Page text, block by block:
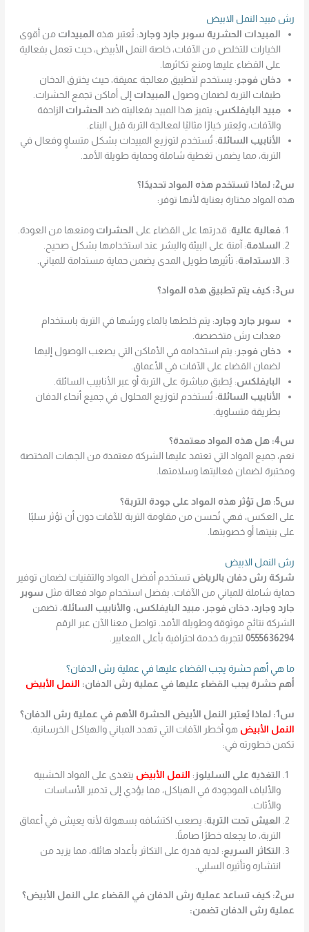
رش مبيد النمل الابيض
المبيدات الحشرية سوبر جارد وجارد: تُعتبر هذه المبيدات من أقوى
الخيارات للتخلص من الآفات، خاصة النمل الأبيض، حيث تعمل بفعالية
على القضاء عليها ومنع تكاثرها.
دخان فوجر : يستخدم لتطبيق معالجة عميقة، حيث يخترق الدخان
طبقات التربة لضمان وصول
المبيدات إلى أماكن تجمع الحشرات.
مبيد البايفلكس: يتميز هذا المبيد بفعاليته ضد الحشرات الزاحفة
والآفات، ويُعتبر خيارًا مثاليًا لمعالجة التربة قبل البناء.
الأنابيب السائلة: تُستخدم لتوزيع المبيدات بشكل متساوٍ وفعال في
التربة، مما يضمن تغطية شاملة وحماية طويلة الأمد.
س2: لماذا تستخدم هذه المواد تحديدًا؟
هذه المواد مختارة بعناية لأنها توفر:
فعالية عالية: قدرتها على القضاء على الحشرات ومنعها من العودة.
السلامة: آمنة على البيئة والبشر عند استخدامها بشكل صحيح.
الاستدامة: تأثيرها طويل المدى يضمن حماية مستدامة للمباني.
س3: كيف يتم تطبيق هذه المواد؟
سوبر جارد وجارد: يتم خلطها بالماء ورشها في التربة باستخدام
معدات رش متخصصة.
دخان فوجر : يتم استخدامه في الأماكن التي يصعب الوصول إليها
لضمان القضاء على الآفات في الأعماق.
البايفلكس: يُطبق مباشرة على التربة أو عبر الأنابيب السائلة.
الأنابيب السائلة: تُستخدم لتوزيع المحلول في جميع أنحاء الدفان
بطريقة متساوية.
س4: هل هذه المواد معتمدة؟
نعم، جميع المواد التي تعتمد عليها الشركة معتمدة من الجهات المختصة
ومختبرة لضمان فعاليتها وسلامتها.
س5: هل تؤثر هذه المواد على جودة التربة؟
على العكس، فهي تُحسن من مقاومة التربة للآفات دون أن تؤثر سلبًا
على بنيتها أو خصوبتها.
رش النمل الابيض
شركة رش دفان بالرياض تستخدم أفضل المواد والتقنيات لضمان توفير
حماية شاملة للمباني من الآفات. بفضل استخدام مواد فعالة مثل سوبر
جارد وجارد، دخان فوجر، مبيد البايفلكس، والأنابيب السائلة، تضمن
الشركة نتائج موثوقة وطويلة الأمد. تواصل معنا الآن عبر الرقم
0555636294 لتجربة خدمة احترافية بأعلى المعايير.
ما هي أهم حشرة يجب القضاء عليها في عملية رش الدفان؟
أهم حشرة يجب القضاء عليها في عملية رش الدفان:
النمل الأبيض
س1: لماذا يُعتبر النمل الأبيض الحشرة الأهم في عملية رش الدفان؟
النمل الأبيض هو أخطر الآفات التي تهدد المباني والهياكل الخرسانية.
تكمن خطورته في:
التغذية على السليلوز : النمل الأبيض يتغذى على المواد الخشبية
والألياف الموجودة في الهياكل، مما يؤدي إلى تدمير الأساسات
والأثاث.
العيش تحت التربة: يصعب اكتشافه بسهولة لأنه يعيش في أعماق
التربة، ما يجعله خطرًا صامتًا.
التكاثر السريع: لديه قدرة على التكاثر بأعداد هائلة، مما يزيد من
انتشاره وتأثيره السلبي.
س2: كيف تساعد عملية رش الدفان في القضاء على النمل الأبيض؟
عملية رش الدفان تضمن: